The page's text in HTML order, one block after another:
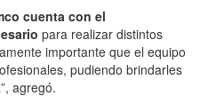
cuenta con el
para realizar distintos
importante que el equipo
pudiendo brindarles
agregó.